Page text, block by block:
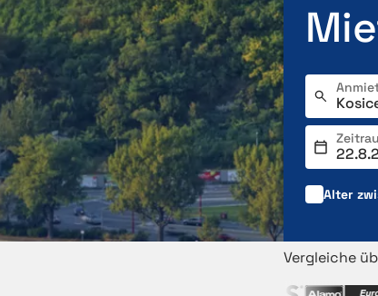
Alter
Vergleiche